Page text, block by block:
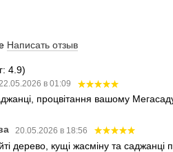
Написать отзыв
4.9)
в 01:09
процвітання вашому
20.05.2026 в 18:56
дерево, кущі жасміну та